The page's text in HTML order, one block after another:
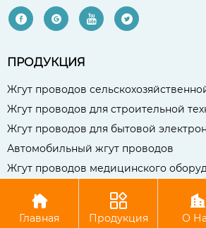
   
ПРОДУКЦИЯ
Жгут проводов
Жгут проводов для строительной
Жгут проводов для бытовой
Автомобильный жгут проводов
Жгут проводов медицинского
Авторское право©Чаншу Бо Сянь Компания
технологий, ООО

Главная

Продукция

О